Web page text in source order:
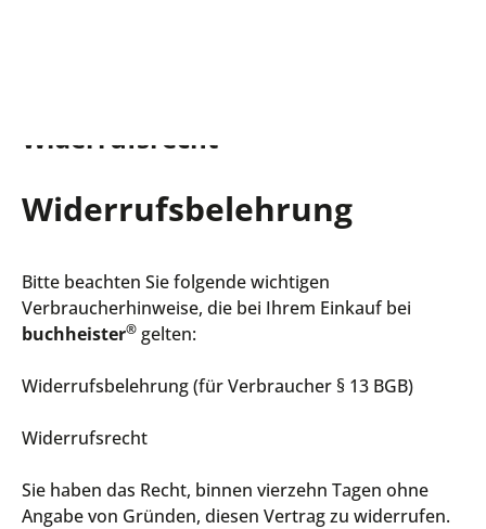
Widerrufsrecht
Widerrufsbelehrung
Bitte beachten Sie folgende wichtigen
Verbraucherhinweise, die bei Ihrem Einkauf bei
buchheister® gelten:
Widerrufsbelehrung (für Verbraucher § 13 BGB)
Widerrufsrecht
Sie haben das Recht, binnen vierzehn Tagen ohne
Angabe von Gründen, diesen Vertrag zu widerrufen.